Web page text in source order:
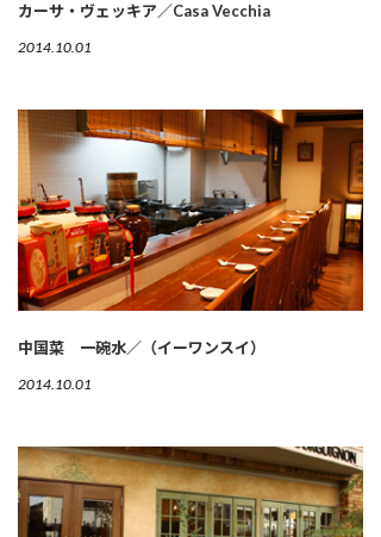
カーサ・ヴェッキア／Casa Vecchia
2014.10.01
中国菜 一碗水／（イーワンスイ）
2014.10.01